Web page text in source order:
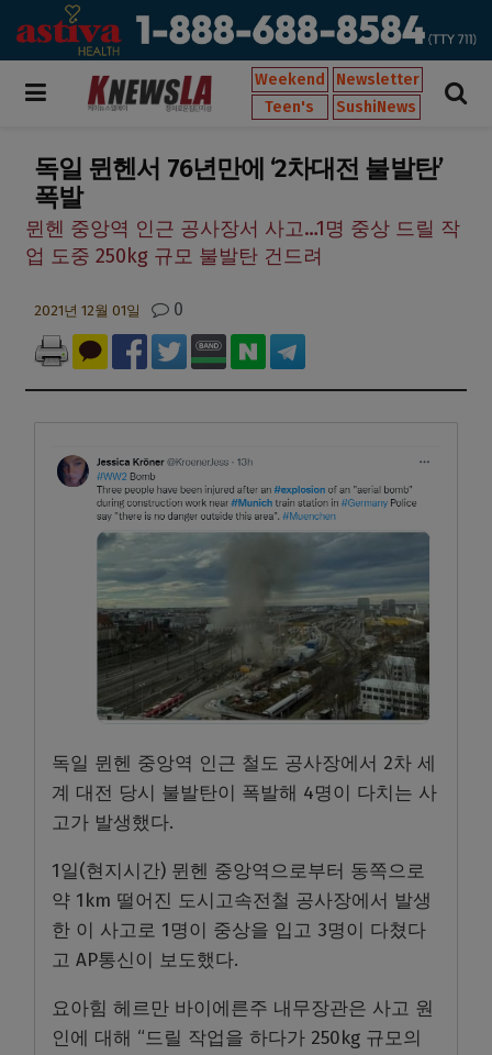
Weekend
Newsletter
Teen's
SushiNews
독일 뮌헨서 76년만에 ‘2차대전 불발탄’
폭발
뮌헨 중앙역 인근 공사장서 사고…1명 중상 드릴 작
업 도중 250kg 규모 불발탄 건드려
2021년 12월 01일 0
독일 뮌헨 중앙역 인근 철도 공사장에서 2차 세
계 대전 당시 불발탄이 폭발해 4명이 다치는 사
고가 발생했다.
1일(현지시간) 뮌헨 중앙역으로부터 동쪽으로
약 1km 떨어진 도시고속전철 공사장에서 발생
한 이 사고로 1명이 중상을 입고 3명이 다쳤다
고 AP통신이 보도했다.
요아힘 헤르만 바이에른주 내무장관은 사고 원
인에 대해 “드릴 작업을 하다가 250kg 규모의